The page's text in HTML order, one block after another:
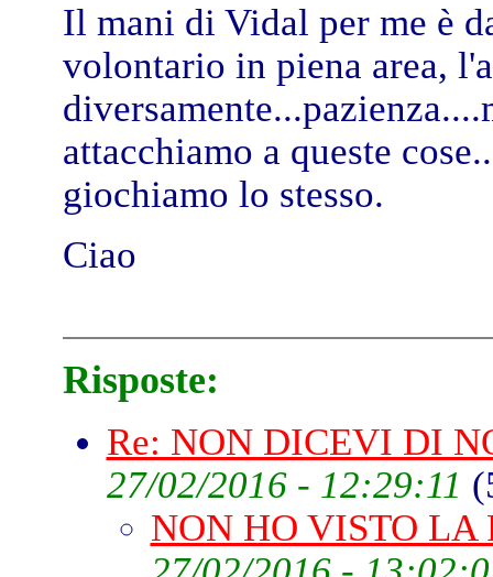
Il mani di Vidal per me è
volontario in piena area,
attacchiamo a queste
giochiamo lo stesso.
Ciao
Risposte:
Re: NON DICEVI DI
27/02/2016 - 12:29:11 (
NON HO VISTO LA